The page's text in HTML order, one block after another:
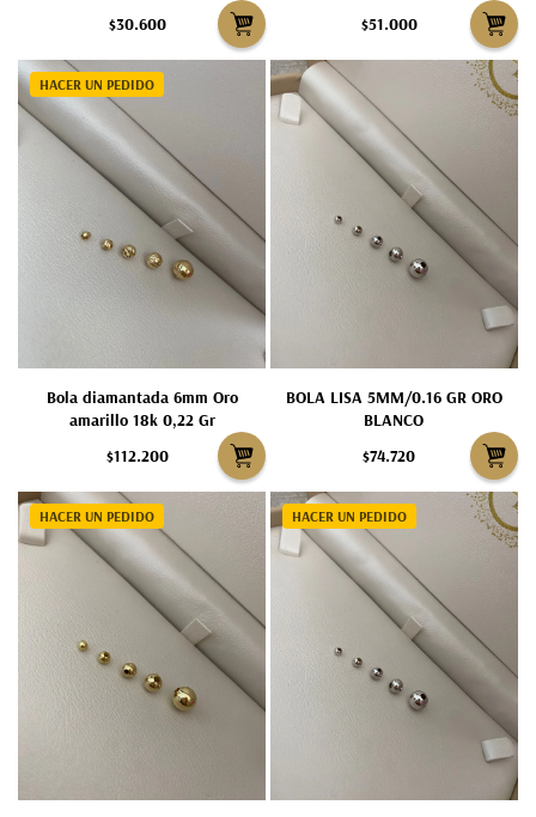
$30.600
$51.000
HACER UN PEDIDO
Bola diamantada 6mm Oro
amarillo 18k 0,22 Gr
$112.200
BOLA LISA 5MM/0.16 GR ORO
BLANCO
$74.720
HACER UN PEDIDO HACER UN PEDIDO